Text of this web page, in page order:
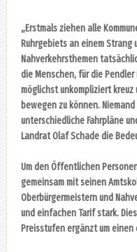
„Erstmals ziehen alle
Ruhrgebiets an einem
Nahverkehrsthemen
die Menschen, für die
möglichst unkompliziert kreuz
bewegen zu können.
unterschiedliche Fahrpläne
Landrat Olaf Schade die
Um den Öffentlichen
gemeinsam mit seinen
Oberbürgermeistern und
und einfachen Tarif stark.
Preisstufen ergänzt um